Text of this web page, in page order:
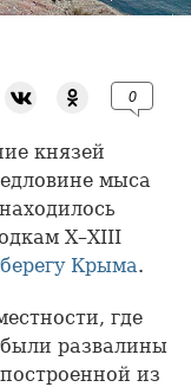
0
князей
мыса
X–ХIII
Крыма.
где
развалины
из